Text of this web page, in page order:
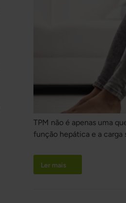
TPM não é apenas uma
função hepática e a
Ler mais